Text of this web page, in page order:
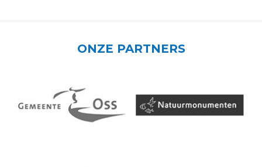
ONZE PARTNERS